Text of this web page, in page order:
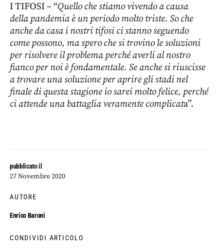
pubblicato il
27 Novembre 2020
AUTORE
Enrico Baroni
CONDIVIDI ARTICOLO
I TIFOSI – “Quello che stiamo vivendo a causa
della pandemia è un periodo molto triste. So che
anche da casa i nostri tifosi ci stanno seguendo
come possono, ma spero che si trovino le soluzioni
per risolvere il problema perché averli al nostro
fianco per noi è fondamentale. Se anche si riuscisse
a trovare una soluzione per aprire gli stadi nel
finale di questa stagione io sarei molto felice, perché
ci attende una battaglia veramente complicata”.